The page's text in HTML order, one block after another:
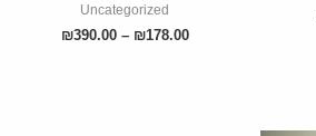
Uncategorized
₪178.00
–
₪390.00